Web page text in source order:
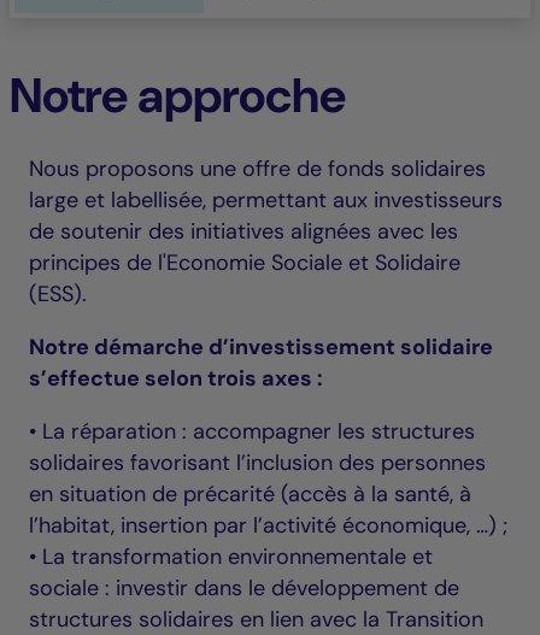
Notre approche
Nous proposons une offre de fonds solidaires
large et labellisée, permettant aux investisseurs
de soutenir des initiatives alignées avec les
principes de l'Economie Sociale et Solidaire
(ESS).
Notre démarche d’investissement solidaire
s’effectue selon trois axes :
• La réparation : accompagner les structures
solidaires favorisant l’inclusion des personnes
en situation de précarité (accès à la santé, à
l’habitat, insertion par l’activité économique, …) ;
• La transformation environnementale et
sociale : investir dans le développement de
structures solidaires en lien avec la Transition